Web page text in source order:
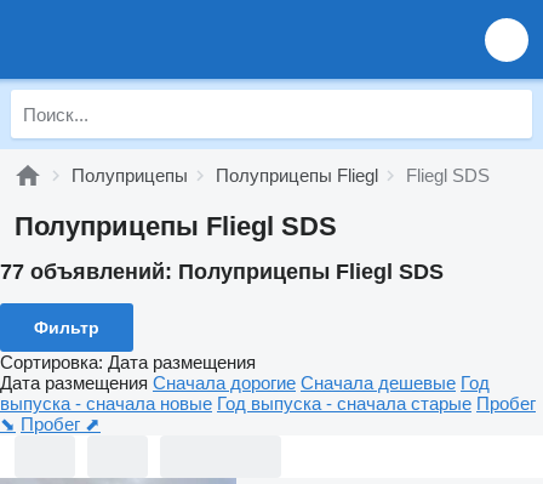
Полуприцепы Полуприцепы Fliegl Fliegl SDS
Полуприцепы Fliegl SDS
77 объявлений: Полуприцепы Fliegl SDS
Фильтр
Сортировка: Дата размещения
Дата размещения Сначала дорогие Сначала дешевые Год
выпуска - сначала новые Год выпуска - сначала старые Пробег
⬊ Пробег ⬈